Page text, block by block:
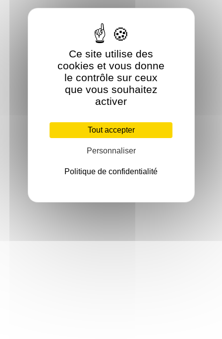
Ce site utilise des
cookies et vous donne
le contrôle sur ceux
que vous souhaitez
activer
Tout accepter
Personnaliser
Politique de confidentialité